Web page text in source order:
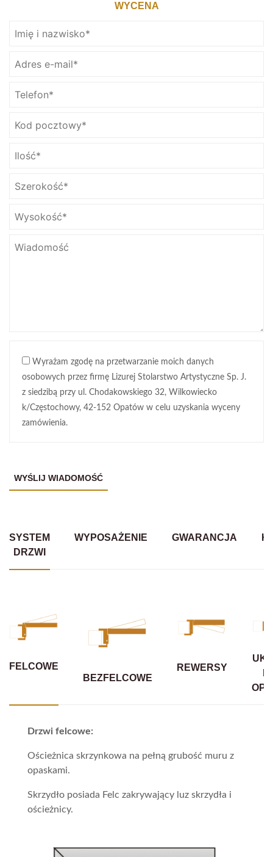
WYCENA
Wyrażam zgodę na przetwarzanie moich danych
osobowych przez firmę Lizurej Stolarstwo Artystyczne Sp. J.
z siedzibą przy ul. Chodakowskiego 32, Wilkowiecko
k/Częstochowy, 42-152 Opatów w celu uzyskania wyceny
zamówienia.
SYSTEM
DRZWI
WYPOSAŻENIE GWARANCJA
FELCOWE
BEZFELCOWE
REWERSY
Drzwi felcowe:
Ościeżnica skrzynkowa na pełną grubość muru z
opaskami.
Skrzydło posiada Felc zakrywający luz skrzydła i
ościeżnicy.